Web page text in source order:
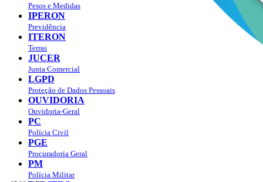
Pesos e Medidas
IPERON
Previdência
ITERON
Terras
JUCER
Junta Comercial
LGPD
Proteção de Dados Pessoais
OUVIDORIA
Ouvidoria-Geral
PC
Polícia Civil
PGE
Procuradoria Geral
PM
Polícia Militar